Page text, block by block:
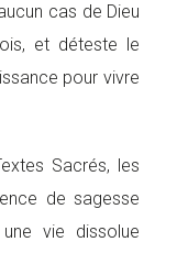
cas de Dieu
et déteste le
pour vivre
Sacrés, les
de sagesse
vie dissolue